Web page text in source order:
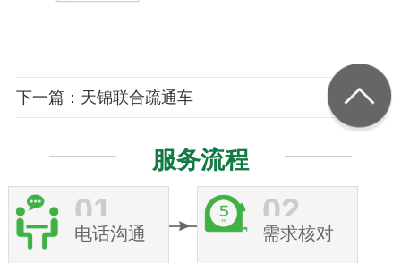
下一篇：天锦联合疏通车
服务流程
01
电话沟通
02
需求核对